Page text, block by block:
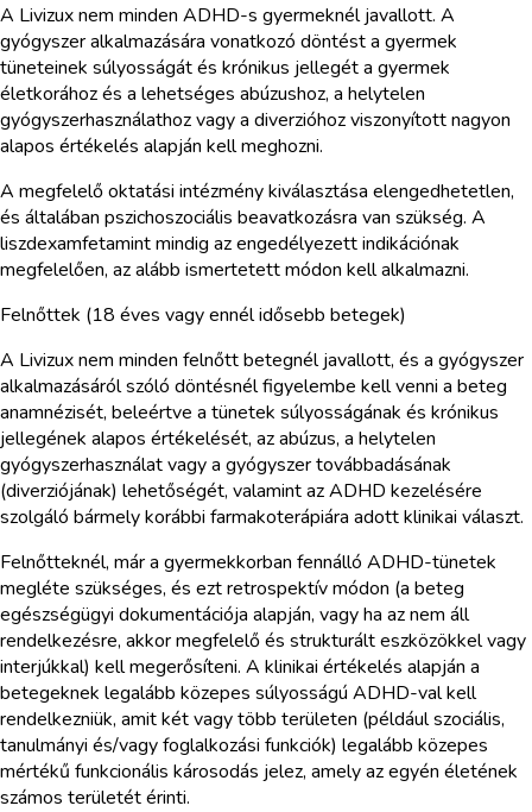
A Livizux nem minden ADHD-s gyermeknél javallott. A
gyógyszer alkalmazására vonatkozó döntést a gyermek
tüneteinek súlyosságát és krónikus jellegét a gyermek
életkorához és a lehetséges abúzushoz, a helytelen
gyógyszerhasználathoz vagy a diverzióhoz viszonyított nagyon
alapos értékelés alapján kell meghozni.
A megfelelő oktatási intézmény kiválasztása elengedhetetlen,
és általában pszichoszociális beavatkozásra van szükség. A
liszdexamfetamint mindig az engedélyezett indikációnak
megfelelően, az alább ismertetett módon kell alkalmazni.
Felnőttek (18 éves vagy ennél idősebb betegek)
A Livizux nem minden felnőtt betegnél javallott, és a gyógyszer
alkalmazásáról szóló döntésnél figyelembe kell venni a beteg
anamnézisét, beleértve a tünetek súlyosságának és krónikus
jellegének alapos értékelését, az abúzus, a helytelen
gyógyszerhasználat vagy a gyógyszer továbbadásának
(diverziójának) lehetőségét, valamint az ADHD kezelésére
szolgáló bármely korábbi farmakoterápiára adott klinikai választ.
Felnőtteknél, már a gyermekkorban fennálló ADHD-tünetek
megléte szükséges, és ezt retrospektív módon (a beteg
egészségügyi dokumentációja alapján, vagy ha az nem áll
rendelkezésre, akkor megfelelő és strukturált eszközökkel vagy
interjúkkal) kell megerősíteni. A klinikai értékelés alapján a
betegeknek legalább közepes súlyosságú ADHD-val kell
rendelkezniük, amit két vagy több területen (például szociális,
tanulmányi és/vagy foglalkozási funkciók) legalább közepes
mértékű funkcionális károsodás jelez, amely az egyén életének
számos területét érinti.